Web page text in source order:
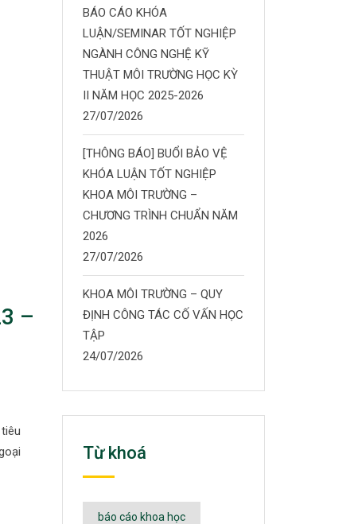
–
BÁO CÁO KHÓA
LUẬN/SEMINAR TỐT NGHIỆP
NGÀNH CÔNG NGHỆ KỸ
THUẬT MÔI TRƯỜNG HỌC KỲ
II NĂM HỌC 2025-2026
27/07/2026
[THÔNG BÁO] BUỔI BẢO VỆ
KHÓA LUẬN TỐT NGHIỆP
KHOA MÔI TRƯỜNG –
CHƯƠNG TRÌNH CHUẨN NĂM
2026
27/07/2026
KHOA MÔI TRƯỜNG – QUY
ĐỊNH CÔNG TÁC CỐ VẤN HỌC
TẬP
24/07/2026
Từ khoá
báo cáo khoa học